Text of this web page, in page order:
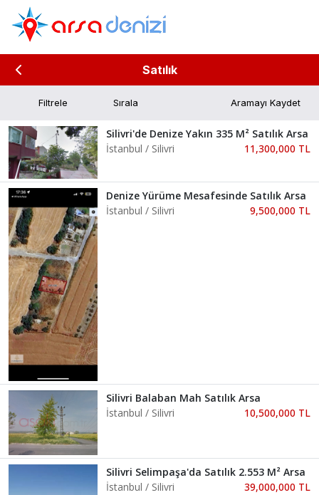
Satılık
Filtrele Aramayı Kaydet
Silivri'de Denize Yakın 335 M² Satılık Arsa
İstanbul / Silivri
11,300,000 TL
Denize Yürüme Mesafesinde Satılık Arsa
İstanbul / Silivri
9,500,000 TL
Silivri Balaban Mah Satılık Arsa
İstanbul / Silivri
10,500,000 TL
Silivri Selimpaşa'da Satılık 2.553 M² Arsa
İstanbul / Silivri
39,000,000 TL